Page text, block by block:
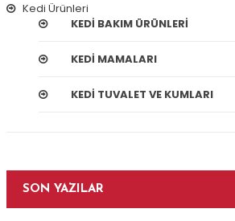
Kedi Ürünleri
KEDI BAKIM ÜRÜNLERI
KEDI MAMALARI
KEDI TUVALET VE KUMLARI
SON YAZILAR